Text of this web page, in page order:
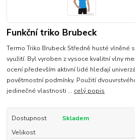
Funkční triko Brubeck
Termo Triko Brubeck Středně husté
využití. Byl vyroben z vysoce kvalitní vlny
ocení především aktivní lidé hledají
povětrnostní podmínky. Použití
jedinečné vlastnosti ... celý popis
Dostupnost
Skladem
Velikost